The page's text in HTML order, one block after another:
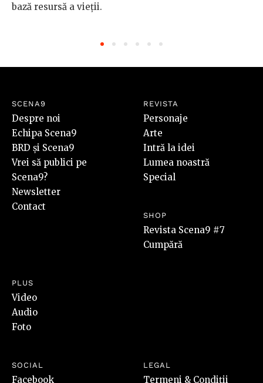
bază resursă a vieții.
SCENA9
Despre noi
Echipa Scena9
BRD și Scena9
Vrei să publici pe
Scena9?
Newsletter
Contact
REVISTA
Personaje
Arte
Intră la idei
Lumea noastră
Special
SHOP
Revista Scena9 #7
Cumpără
PLUS
Video
Audio
Foto
SOCIAL
Facebook
LEGAL
Termeni & Condiții